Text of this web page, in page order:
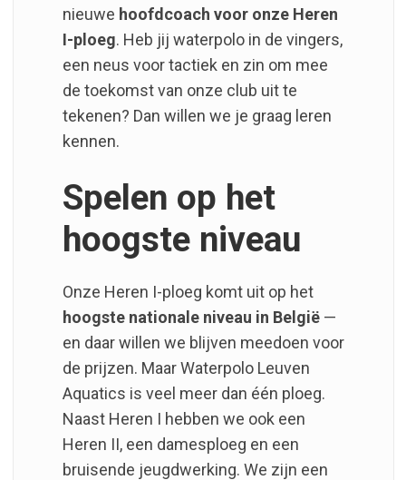
nieuwe hoofdcoach voor onze Heren
I-ploeg. Heb jij waterpolo in de vingers,
een neus voor tactiek en zin om mee
de toekomst van onze club uit te
tekenen? Dan willen we je graag leren
kennen.
Spelen op het
hoogste niveau
Onze Heren I-ploeg komt uit op het
hoogste nationale niveau in België—
en daar willen we blijven meedoen voor
de prijzen. Maar Waterpolo Leuven
Aquatics is veel meer dan één ploeg.
Naast Heren I hebben we ook een
Heren II, een damesploeg en een
bruisende jeugdwerking. We zijn een